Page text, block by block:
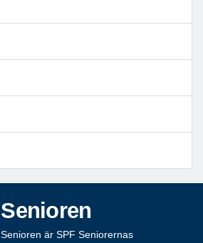
Senioren
Senioren är SPF Seniorernas